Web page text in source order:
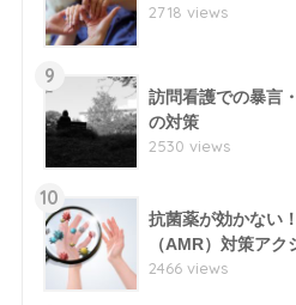
2718 views
9
訪問看護での暴言
の対策
2530 views
10
抗菌薬が効かない
（AMR）対策ア
2466 views